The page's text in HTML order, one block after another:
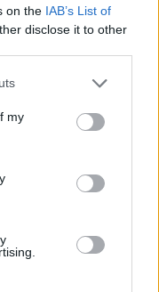
on the IAB’s List of
disclose it to other
one or more Google
You may click to
third-party tags to
in below Google
my
browser for the